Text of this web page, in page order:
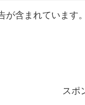
含まれています。
スポ